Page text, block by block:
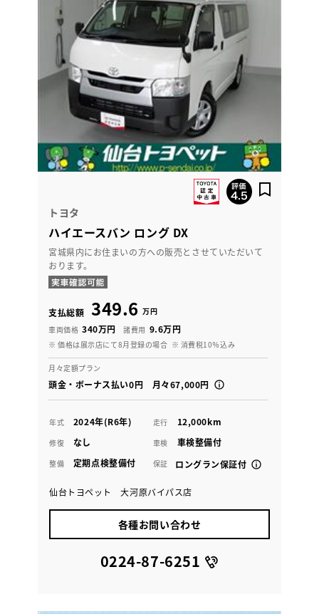
トヨタ
ハイエースバン ロング DX
宮城県内にお住まいの方への販売とさせていただいて
おります。
支払総額 349.6 万円
車両価格 340万円 諸費用 9.6万円
※ 価格は展示店にて8月登録の場合 ※ 消費税10％込み
月々定額プラン
頭金・ボーナス払い0円 月々67,000円
年式 2024年(R6年) 走行 12,000km
修復 なし 車検 車検整備付
整備 定期点検整備付 保証 ロングラン保証付
仙台トヨペット 大河原バイパス店
各種お問い合わせ
0224-87-6251